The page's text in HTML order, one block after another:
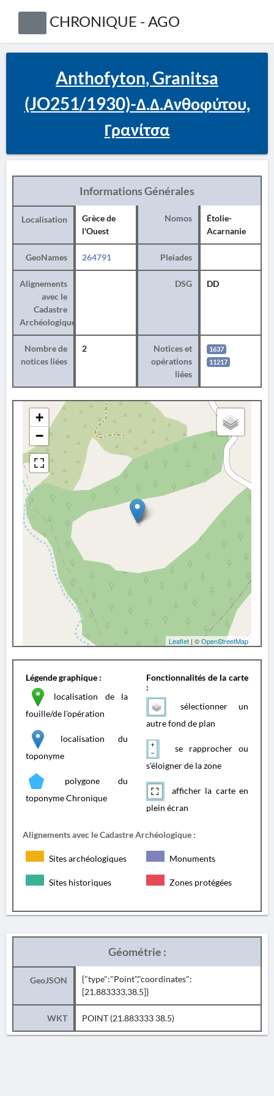
CHRONIQUE - AGO
Anthofyton, Granitsa
(JO251/1930)-Δ.Δ.Ανθοφύτου,
Γρανίτσα
Informations Générales
Localisation
Grèce de
l'Ouest
Nomos
Étolie-
Acarnanie
GeoNames 264791 Pleiades
Alignements
avec le
Cadastre
Archéologique
DSG DD
Nombre de
notices liées
2
Notices et
opérations
liées
1637
11217
+
−
Leaflet | ©OpenStreetMap
Légende graphique :
localisation de la
fouille/de l'opération
localisation du
toponyme
polygone du
toponyme Chronique
Fonctionnalités de la carte
:
sélectionner un
autre fond de plan
se rapprocher ou
s'éloigner de la zone
afficher la carte en
plein écran
Alignements avec le Cadastre Archéologique :
Sites archéologiques Monuments
Sites historiques Zones protégées
Géométrie :
GeoJSON
{"type":"Point","coordinates":
[21.883333,38.5]}
WKT POINT (21.883333 38.5)